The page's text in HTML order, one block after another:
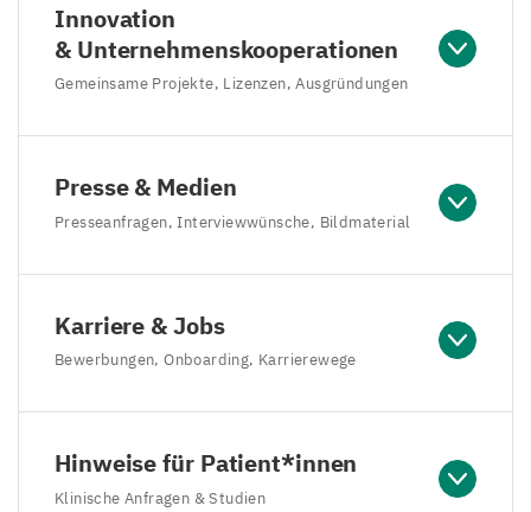
Innovation
& Unternehmenskooperationen
Gemeinsame Projekte, Lizenzen, Ausgründungen
Presse & Medien
Presseanfragen, Interviewwünsche, Bildmaterial
Karriere & Jobs
Bewerbungen, Onboarding, Karrierewege
Hinweise für Patient*innen
Klinische Anfragen & Studien